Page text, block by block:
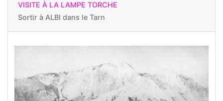
VISITE À LA LAMPE TORCHE
Sortir à ALBI dans le Tarn